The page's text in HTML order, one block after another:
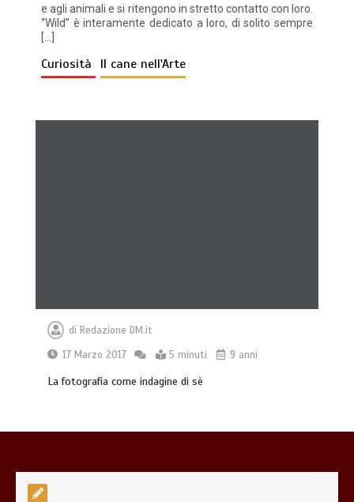
e agli animali e si ritengono in stretto contatto con loro.
“Wild” è interamente dedicato a loro, di solito sempre
[…]
Curiosità Il cane nell'Arte
diRedazione DM.it
17 Marzo 2017
5 minuti 9 anni
La fotografia come indagine di sè
4 minuti